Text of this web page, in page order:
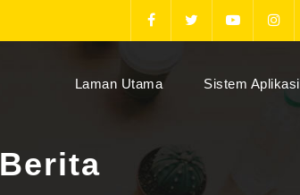
Laman Utama(current)Sistem Aplikasi
Berita